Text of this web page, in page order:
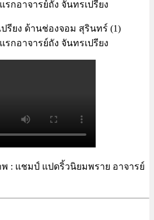
รกอาจารย์ถัง จันทรเปรียง
รกอาจารย์ถัง จันทรเปรียง
: แชมป์ แปดริ้วนิยมพราย อาจารย์